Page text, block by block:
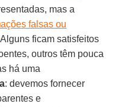
mas a
falsas ou
Alguns ficam satisfeitos
outros têm pouca
há uma
: devemos fornecer
e